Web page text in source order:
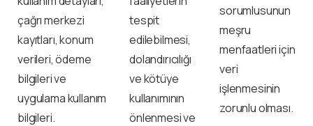
çağrı merkezi
kayıtları, konum
verileri, ödeme
bilgileri ve
uygulama kullanım
bilgileri.
tespit
edilebilmesi,
dolandırıcılığı
ve kötüye
kullanımının
önlenmesi ve
sorumlusunun
meşru
menfaatleri için
veri
işlenmesinin
zorunlu olması.